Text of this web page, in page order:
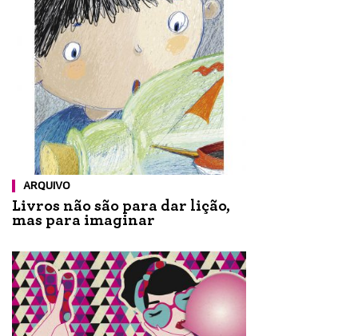
ARQUIVO
Livros não são para dar lição,
mas para imaginar